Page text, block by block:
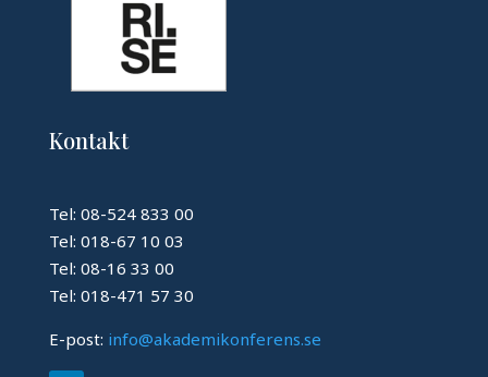
Kontakt
Tel: 08-524 833 00
Tel: 018-67 10 03
Tel: 08-16 33 00
Tel: 018-471 57 30
E-post: info@akademikonferens.se